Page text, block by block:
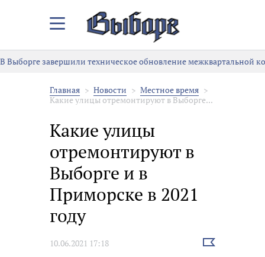
Закрыть/
меню
В Выборге завершили техническое обновление межквартальной
Главная Новости
Местное время
Какие улицы отремонтируют в Выборге...
Какие улицы
отремонтируют в
Выборге и в
Приморске в 2021
году
10.06.2021 17:18
Выбрать